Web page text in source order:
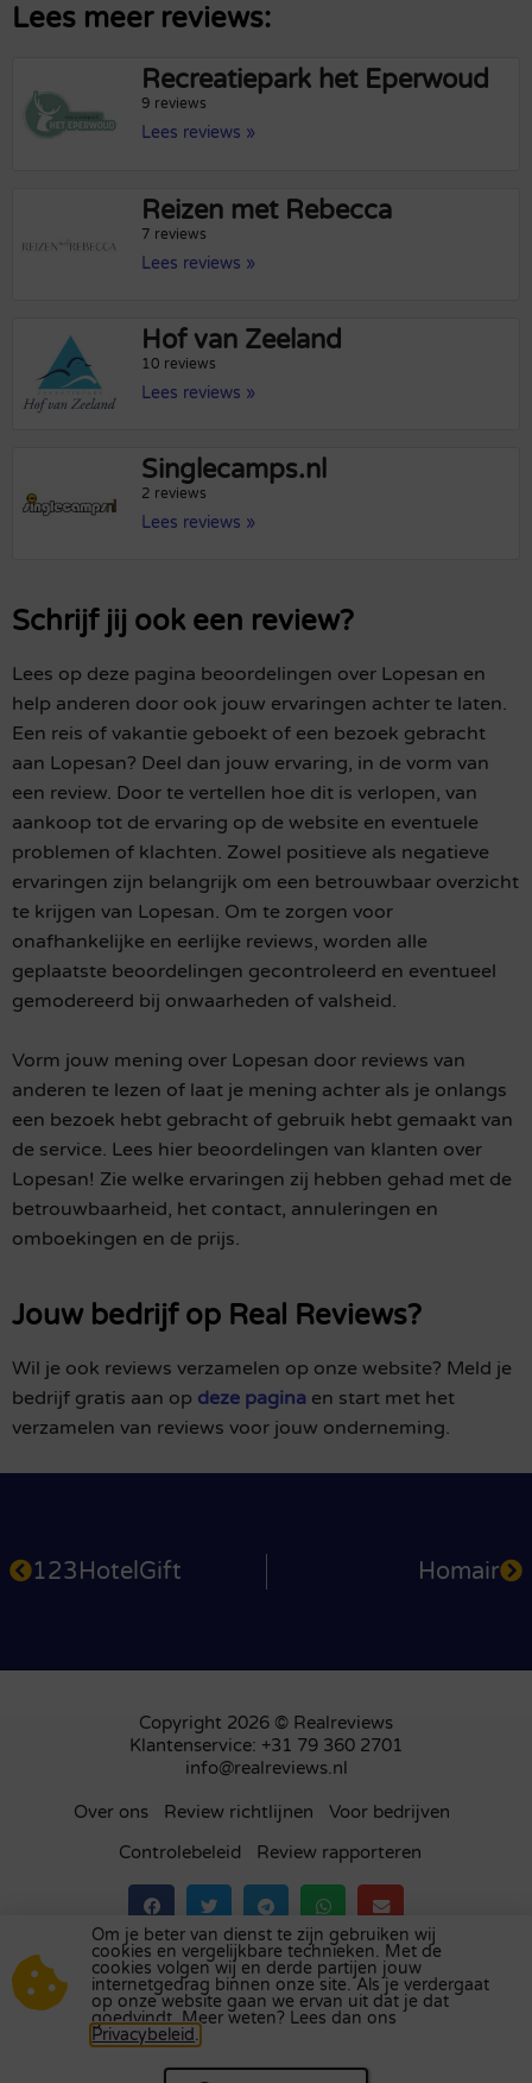
Lees meer reviews:
Recreatiepark het Eperwoud
9 reviews
Lees reviews »
Reizen met Rebecca
7 reviews
Lees reviews »
Hof van Zeeland
10 reviews
Lees reviews »
Singlecamps.nl
2 reviews
Lees reviews »
Schrijf jij ook een review?
Lees op deze pagina beoordelingen over Lopesan en
help anderen door ook jouw ervaringen achter te laten.
Een reis of vakantie geboekt of een bezoek gebracht
aan Lopesan? Deel dan jouw ervaring, in de vorm van
een review. Door te vertellen hoe dit is verlopen, van
aankoop tot de ervaring op de website en eventuele
problemen of klachten. Zowel positieve als negatieve
ervaringen zijn belangrijk om een betrouwbaar overzicht
te krijgen van Lopesan. Om te zorgen voor
onafhankelijke en eerlijke reviews, worden alle
geplaatste beoordelingen gecontroleerd en eventueel
gemodereerd bij onwaarheden of valsheid.
Vorm jouw mening over Lopesan door reviews van
anderen te lezen of laat je mening achter als je onlangs
een bezoek hebt gebracht of gebruik hebt gemaakt van
de service. Lees hier beoordelingen van klanten over
Lopesan! Zie welke ervaringen zij hebben gehad met de
betrouwbaarheid, het contact, annuleringen en
omboekingen en de prijs.
Jouw bedrijf op Real Reviews?
Wil je ook reviews verzamelen op onze website? Meld je
bedrijf gratis aan op deze pagina en start met het
verzamelen van reviews voor jouw onderneming.
123HotelGift Homair
Copyright 2026 © Realreviews
Klantenservice: +31 79 360 2701
info@realreviews.nl
Over ons Review richtlijnen
Voor bedrijven
Controlebeleid
Review rapporteren
Bezoek ons review platform inhet Verenigd
Koninkrijk,Frankrijk,Duitsland ,België,Spanje,
Italië
,Portugal,Polen,Denemarken ,Finland
Zweden.
Om je beter van dienst te zijn gebruiken wij
cookies en vergelijkbare technieken. Met de
cookies volgen wij en derde partijen jouw
internetgedrag binnen onze site. Als je verdergaat
op onze website gaan we ervan uit dat je dat
goedvindt. Meer weten? Lees dan ons
Privacybeleid.